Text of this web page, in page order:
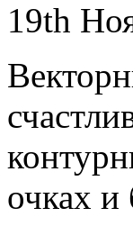
19th
очках и